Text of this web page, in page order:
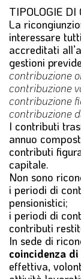
TIPOLOGIE
La
interessare
accreditati
gestioni
contribuzione
contribuzione
contribuzione
contribuzione
I contributi
annuo
contributi
capitale.
Non sono
i periodi di
pensionistici;
i periodi di
contributi
In sede di
coincidenza
effettiva,